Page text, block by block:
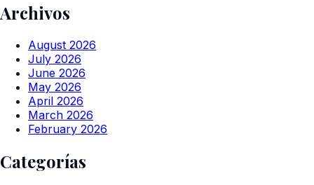
Archivos
August 2026
July 2026
June 2026
May 2026
April 2026
March 2026
February 2026
Categorías